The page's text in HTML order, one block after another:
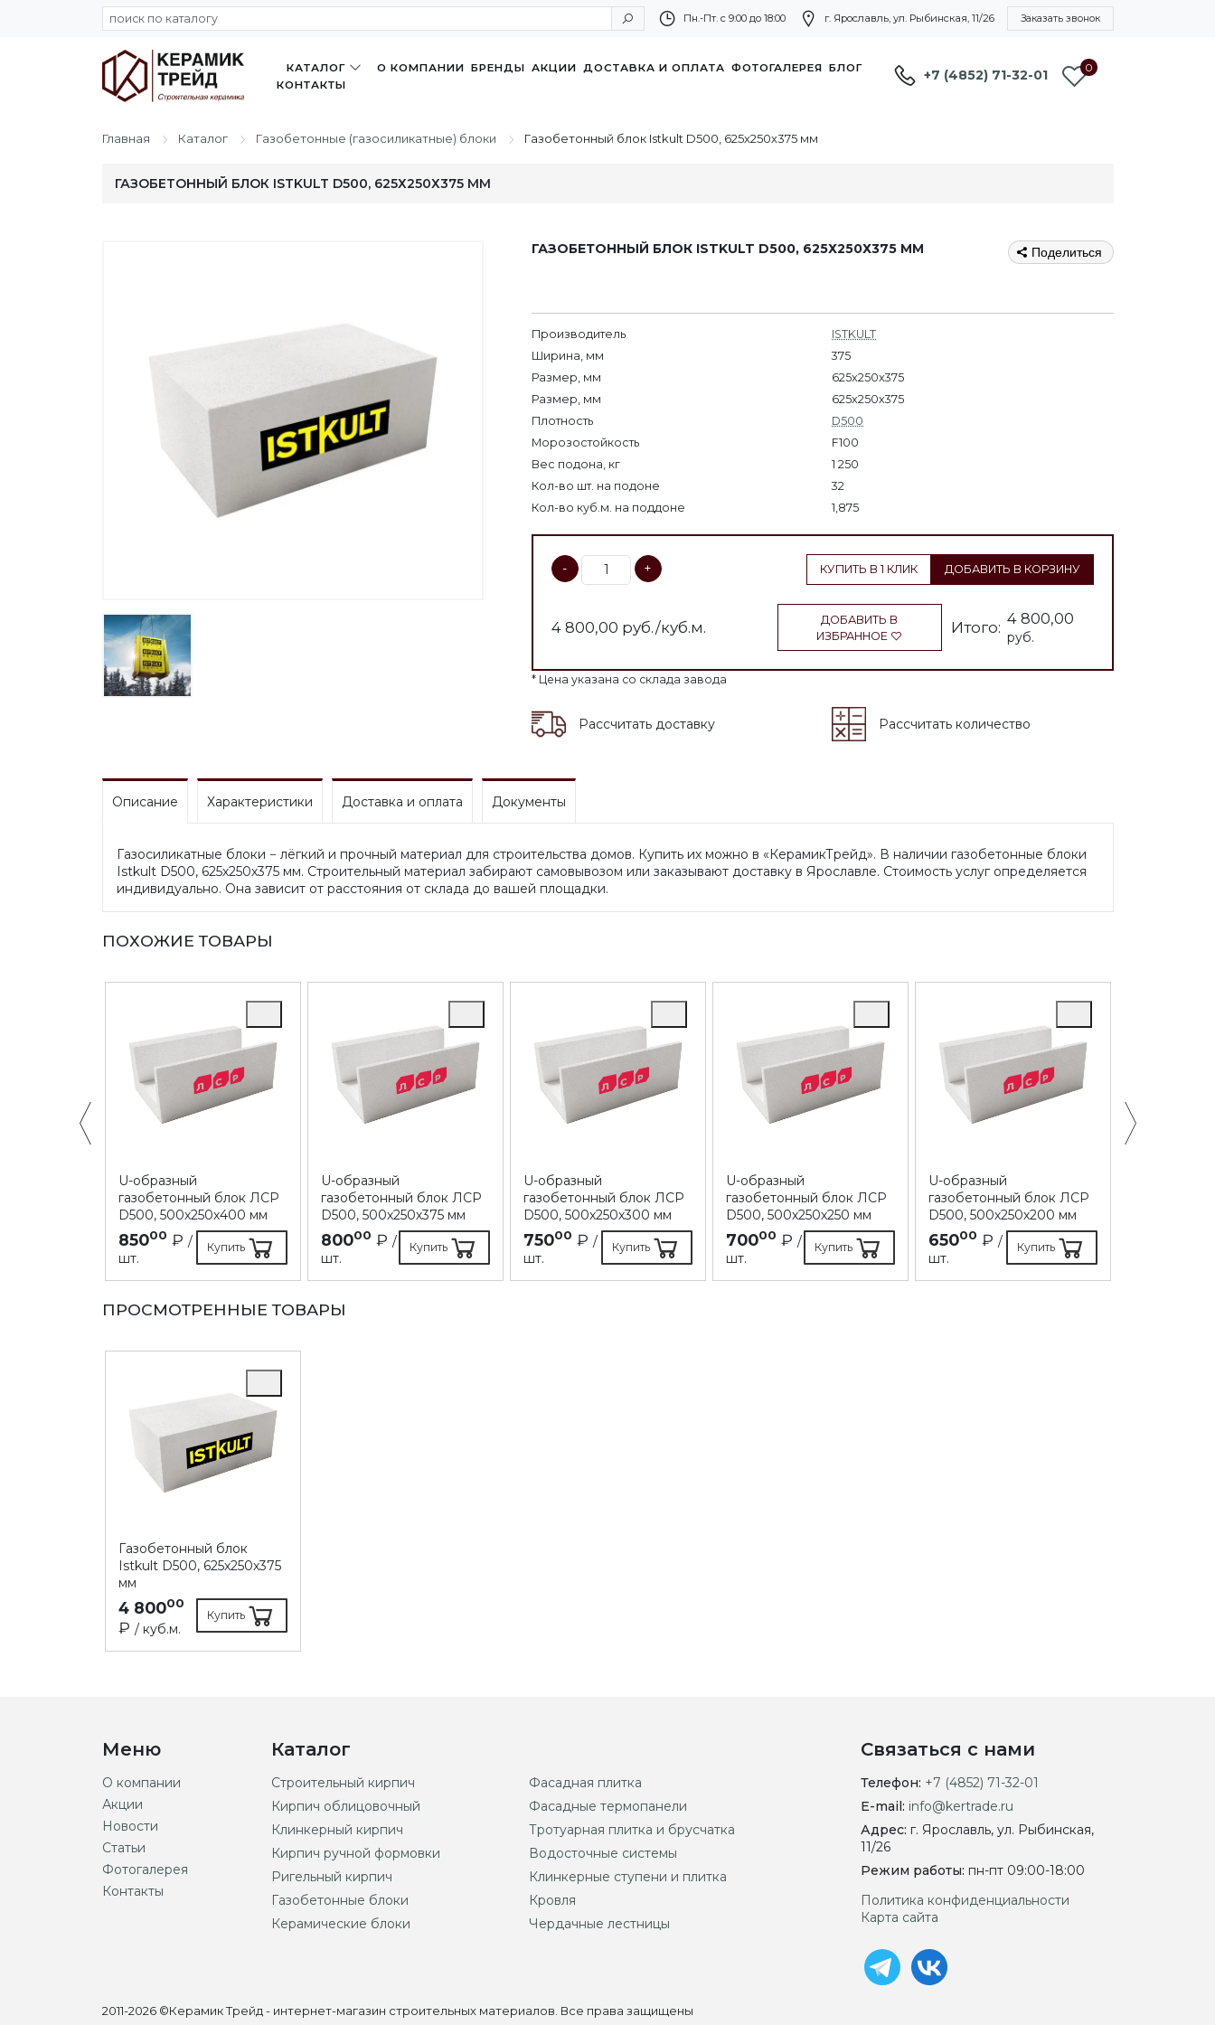
Пн.-Пт. с 9:00 до 18:00 г. Ярославль, ул. Рыбинская, 11/26 Заказать звонок
КАТАЛОГ О КОМПАНИИ БРЕНДЫ АКЦИИ ДОСТАВКА И ОПЛАТА ФОТОГАЛЕРЕЯ БЛОГ
КОНТАКТЫ
+7 (4852) 71-32-01 0
Главная Каталог Газобетонные (газосиликатные) блоки Газобетонный блок Istkult D500, 625х250х375 мм
ГАЗОБЕТОННЫЙ БЛОК ISTKULT D500, 625Х250Х375 ММ
ГАЗОБЕТОННЫЙ БЛОК ISTKULT D500, 625Х250Х375 ММ Поделиться
Производитель
ISTKULT
Ширина, мм
375
Размер, мм
625x250x375
Размер, мм
625х250х375
Плотность
D500
Морозостойкость
F100
Вес подона, кг
1 250
Кол-во шт. на подоне
32
Кол-во куб.м. на поддоне
1,875
- + КУПИТЬ В 1 КЛИК ДОБАВИТЬ В КОРЗИНУ
4 800,00 руб./куб.м.
ДОБАВИТЬ В
ИЗБРАННОЕ
Итого: 4 800,00
руб.
* Цена указана со склада завода
Рассчитать доставку Рассчитать количество
Описание Характеристики Доставка и оплата Документы
Газосиликатные блоки − лёгкий и прочный материал для строительства домов. Купить их можно в «КерамикТрейд». В наличии газобетонные блоки
Istkult D500, 625х250х375 мм. Строительный материал забирают самовывозом или заказывают доставку в Ярославле. Стоимость услуг определяется
индивидуально. Она зависит от расстояния от склада до вашей площадки.
ПОХОЖИЕ ТОВАРЫ
U-образный
газобетонный блок ЛСР
D500, 500х250х400 мм
85000 ₽ /
шт.
Купить
U-образный
газобетонный блок ЛСР
D500, 500х250х375 мм
80000 ₽ /
шт.
Купить
U-образный
газобетонный блок ЛСР
D500, 500х250х300 мм
75000 ₽ /
шт.
Купить
U-образный
газобетонный блок ЛСР
D500, 500х250х250 мм
70000 ₽ /
шт.
Купить
U-образный
газобетонный блок ЛСР
D500, 500х250х200 мм
65000 ₽ /
шт.
Купить
ПРОСМОТРЕННЫЕ ТОВАРЫ
Газобетонный блок
Istkult D500, 625х250х375
мм
4 80000
₽ / куб.м.
Купить
Меню
О компании
Акции
Новости
Статьи
Фотогалерея
Контакты
Каталог
Строительный кирпич
Кирпич облицовочный
Клинкерный кирпич
Кирпич ручной формовки
Ригельный кирпич
Газобетонные блоки
Керамические блоки
Фасадная плитка
Фасадные термопанели
Тротуарная плитка и брусчатка
Водосточные системы
Клинкерные ступени и плитка
Кровля
Чердачные лестницы
Связаться с нами
Телефон: +7 (4852) 71-32-01
E-mail: info@kertrade.ru
Адрес: г. Ярославль, ул. Рыбинская,
11/26
Режим работы: пн-пт 09:00-18:00
Политика конфиденциальности
Карта сайта
2011-2026 ©Керамик Трейд - интернет-магазин строительных материалов. Все права защищены